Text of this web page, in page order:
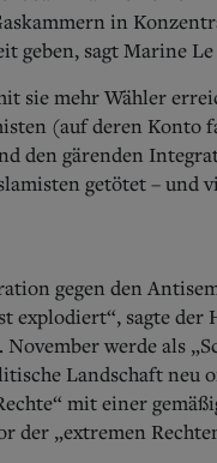
in
geben, sagt Marine
sie mehr Wähler
(auf deren Konto
den gärenden
getötet – und
gegen den
explodiert“, sagte
werde als
Landschaft neu
mit einer
„extremen